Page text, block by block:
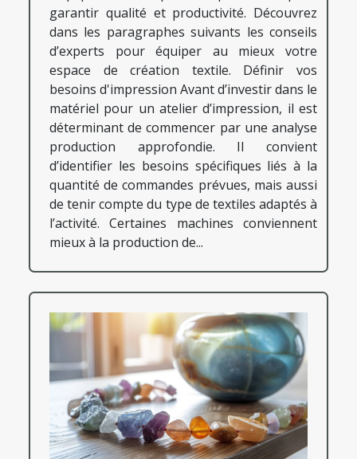
garantir qualité et productivité. Découvrez
dans les paragraphes suivants les conseils
d’experts pour équiper au mieux votre
espace de création textile. Définir vos
besoins d'impression Avant d’investir dans le
matériel pour un atelier d’impression, il est
déterminant de commencer par une analyse
production approfondie. Il convient
d’identifier les besoins spécifiques liés à la
quantité de commandes prévues, mais aussi
de tenir compte du type de textiles adaptés à
l’activité. Certaines machines conviennent
mieux à la production de...